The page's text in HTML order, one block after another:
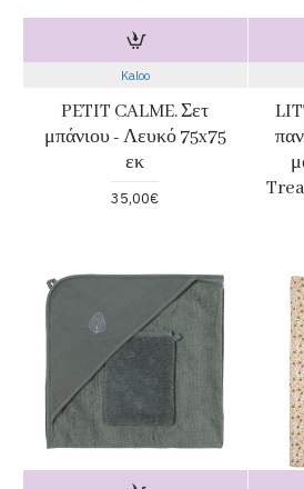
Kaloo
PETIT CALME. Σετ
μπάνιου - Λευκό 75x75
εκ
35,00€